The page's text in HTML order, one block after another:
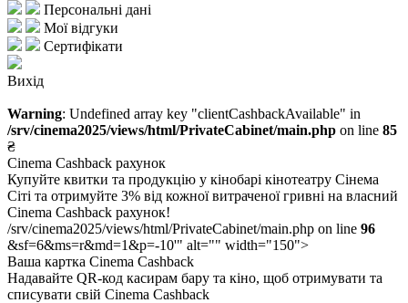
Персональні дані
Мої відгуки
Сертифікати
Вихід
Warning: Undefined array key "clientCashbackAvailable" in
/srv/cinema2025/views/html/PrivateCabinet/main.php on line 85
₴
Cinema Cashback рахунок
Купуйте квитки та продукцію у кінобарі кінотеатру Сінема
Сіті та отримуйте 3% від кожної витраченої гривні на власний
Cinema Cashback рахунок!
/srv/cinema2025/views/html/PrivateCabinet/main.php on line 96
&sf=6&ms=r&md=1&p=-10'" alt="" width="150">
Ваша картка Cinema Cashback
Надавайте QR-код касирам бару та кіно, щоб отримувати та
списувати свій Cinema Cashback